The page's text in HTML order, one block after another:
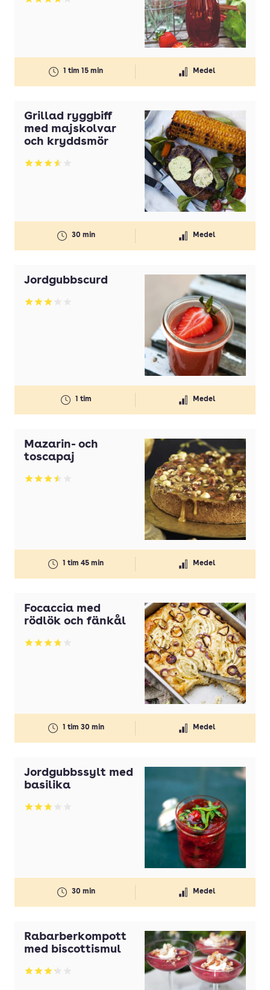
Betyg: 3.71 av 5
1 tim 15 min Medel
Grillad ryggbiff
med majskolvar
och kryddsmör
Betyg: 3.59 av 5
30 min Medel
Jordgubbscurd
Betyg: 3.07 av 5
1 tim Medel
Mazarin- och
toscapaj
Betyg: 3.52 av 5
1 tim 45 min Medel
Focaccia med
rödlök och fänkål
Betyg: 3.77 av 5
1 tim 30 min Medel
Jordgubbssylt med
basilika
Betyg: 2.91 av 5
30 min Medel
Rabarberkompott
med biscottismul
Betyg: 3.22 av 5